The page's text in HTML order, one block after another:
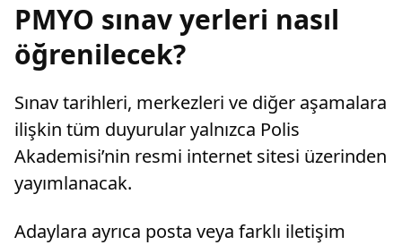
PMYO sınav yerleri nasıl
öğrenilecek?
Sınav tarihleri, merkezleri ve diğer aşamalara
ilişkin tüm duyurular yalnızca Polis
Akademisi’nin resmi internet sitesi üzerinden
yayımlanacak.
Adaylara ayrıca posta veya farklı iletişim